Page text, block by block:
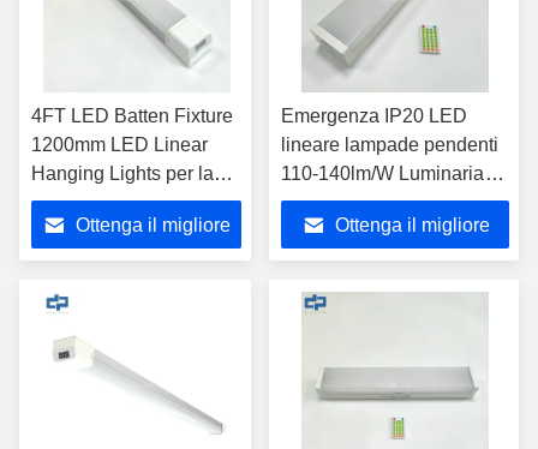
140lm/w
4FT LED Batten Fixture
1200mm LED Linear
Hanging Lights per la
stazione della
metropolitana
Ottenga il migliore
Emergenza IP20 LED
lineare lampade pendenti
110-140lm/W Luminaria
LED lineare collegata
Ottenga il migliore